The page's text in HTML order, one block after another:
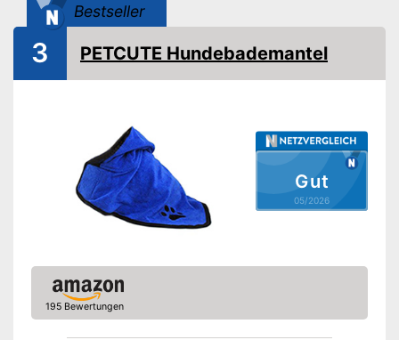
OEKO-TEX-geprüft
Trocknergeeignet
Saugstarkes Produkt
Kann problemlos gewaschen
Nachteile
Amazon Lieferzeit
siehe Anbieter
Bestseller
Gut
05/2026
3 PETCUTE Hundebademantel
195 Bewertungen